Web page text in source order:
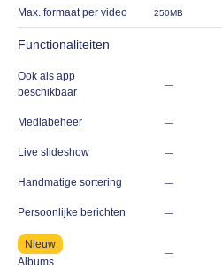
Max. formaat per video 250MB
Functionaliteiten
Ook als app
beschikbaar
—
Mediabeheer —
Live slideshow —
Handmatige sortering —
Persoonlijke berichten —
Nieuw
Albums
—